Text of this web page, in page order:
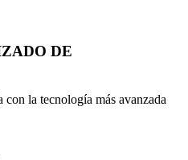
DE
la tecnología más avanzada